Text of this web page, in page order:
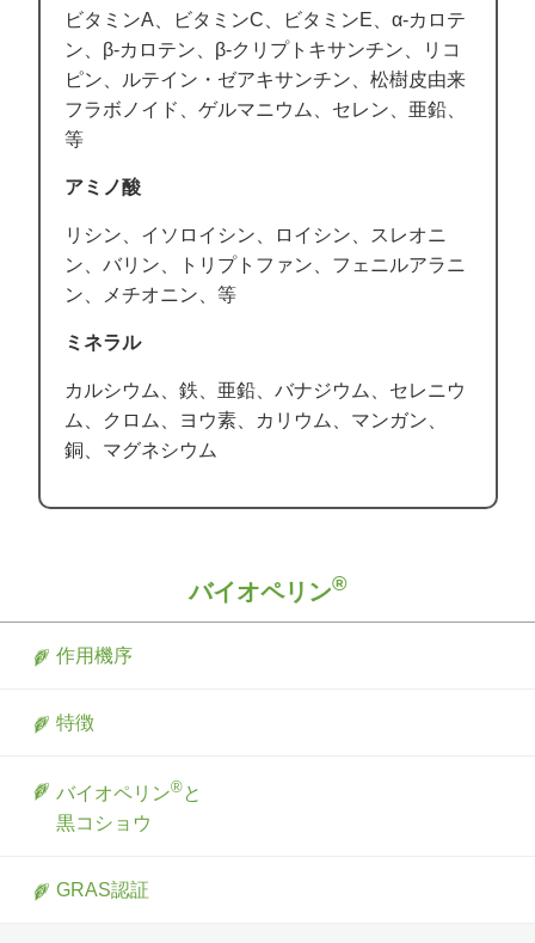
ビタミンA、ビタミンC、ビタミンE、α‐カロテ
ン、β‐カロテン、β‐クリプトキサンチン、リコ
ピン、ルテイン・ゼアキサンチン、松樹皮由来
フラボノイド、ゲルマニウム、セレン、亜鉛、
等
アミノ酸
リシン、イソロイシン、ロイシン、スレオニ
ン、バリン、トリプトファン、フェニルアラニ
ン、メチオニン、等
ミネラル
カルシウム、鉄、亜鉛、バナジウム、セレニウ
ム、クロム、ヨウ素、カリウム、マンガン、
銅、マグネシウム
バイオペリン®
作用機序
特徴
バイオペリン®と
黒コショウ
GRAS認証